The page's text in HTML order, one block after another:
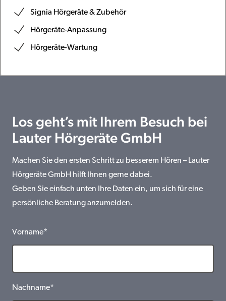
Signia Hörgeräte & Zubehör
Hörgeräte-Anpassung
Hörgeräte-Wartung
Los geht’s mit Ihrem Besuch bei
Lauter Hörgeräte GmbH
Machen Sie den ersten Schritt zu besserem Hören – Lauter
Hörgeräte GmbH hilft Ihnen gerne dabei.
Geben Sie einfach unten Ihre Daten ein, um sich für eine
persönliche Beratung anzumelden.
Vorname*
Nachname*